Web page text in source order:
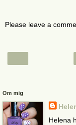
Please leave a
Om mig
Helena